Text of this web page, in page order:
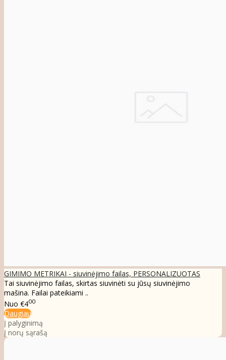
GIMIMO METRIKAI - siuvinėjimo failas, PERSONALIZUOTAS
Tai siuvinėjimo failas, skirtas siuvinėti su jūsų siuvinėjimo
mašina. Failai pateikiami ..
Nuo €400
Daugiau
Į palyginimą
Į norų sąrašą